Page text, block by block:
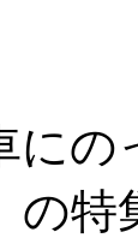
に
特